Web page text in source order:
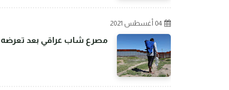
04 أغسطس 2021
مصرع شاب عراقي بعد تعرضه